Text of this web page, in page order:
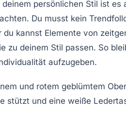
persönlichen Stil ist es
Du musst kein
du kannst Elemente von
zu deinem Stil passen. So
aufzugeben.